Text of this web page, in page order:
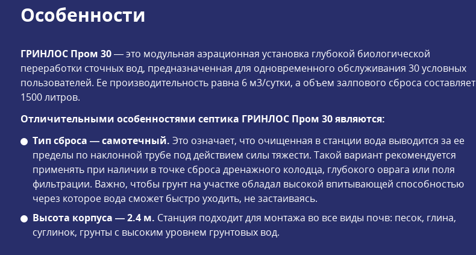
Особенности
ГРИНЛОС Пром 30— это модульная аэрационная установка глубокой биологической
переработки сточных вод, предназначенная для одновременного обслуживания 30 условных
пользователей. Ее производительность равна 6 м3/сутки, а объем залпового сброса составляет
1500 литров.
Отличительными особенностями септика ГРИНЛОС Пром 30 являются:
Тип сброса — самотечный. Это означает, что очищенная в станции вода выводится за ее
пределы по наклонной трубе под действием силы тяжести. Такой вариант рекомендуется
применять при наличии в точке сброса дренажного колодца, глубокого оврага или поля
фильтрации. Важно, чтобы грунт на участке обладал высокой впитывающей способностью
через которое вода сможет быстро уходить, не застаиваясь.
Высота корпуса — 2.4 м. Станция подходит для монтажа во все виды почв: песок, глина,
суглинок, грунты с высоким уровнем грунтовых вод.